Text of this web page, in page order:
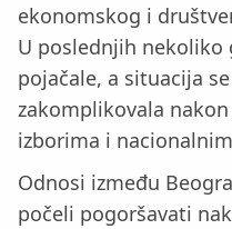
ekonomskog i
U poslednjih nekoliko
pojačale, a situacija
zakomplikovala
izborima i
Odnosi između
počeli pogoršavati